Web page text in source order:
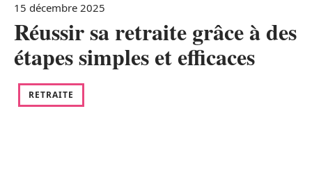
15 décembre 2025
Réussir sa retraite grâce à des
étapes simples et efficaces
RETRAITE